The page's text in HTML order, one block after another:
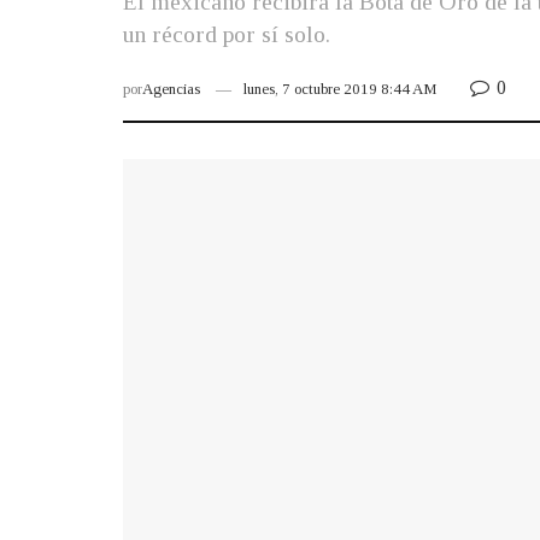
un récord por sí solo.
porAgencias lunes, 7 octubre 2019 8:44 AM 0